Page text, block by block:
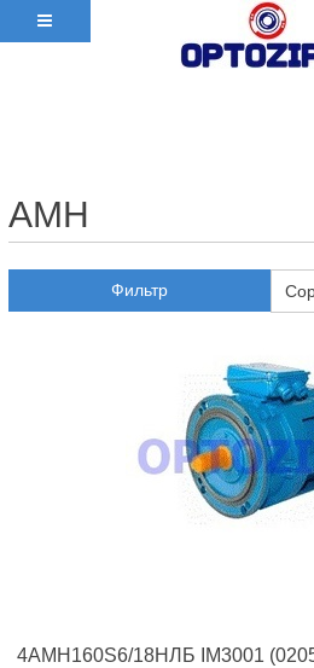
АМН
Фильтр
4АМН160S6/18НЛБ IM3001